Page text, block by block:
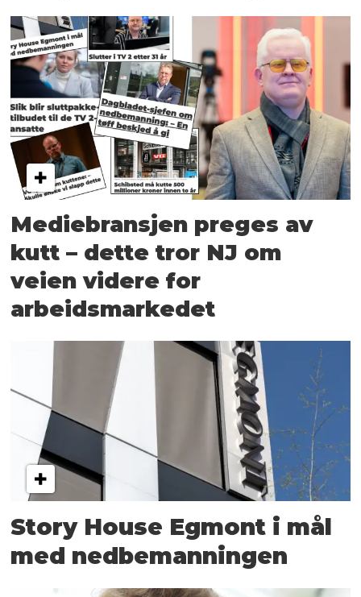
Mediebransjen preges av
kutt – dette tror NJ om
veien videre for
arbeidsmarkedet
Story House Egmont i mål
med nedbemanningen